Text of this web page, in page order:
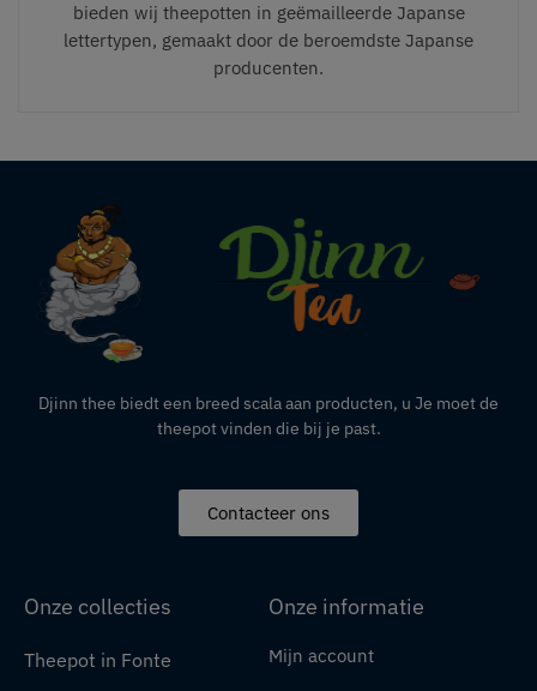
bieden wij theepotten in geëmailleerde Japanse
lettertypen, gemaakt door de beroemdste Japanse
producenten.
Djinn thee biedt een breed scala aan producten, u Je moet de
theepot vinden die bij je past.
Contacteer ons
Onze collecties
Theepot in Fonte
Onze informatie
Mijn account